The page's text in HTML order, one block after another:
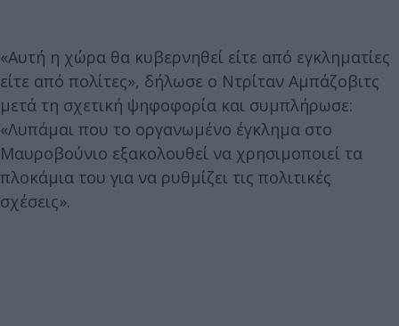
«Αυτή η χώρα θα κυβερνηθεί είτε από εγκληματίες
είτε από πολίτες», δήλωσε ο Ντρίταν Αμπάζοβιτς
μετά τη σχετική ψηφοφορία και συμπλήρωσε:
«Λυπάμαι που το οργανωμένο έγκλημα στο
Μαυροβούνιο εξακολουθεί να χρησιμοποιεί τα
πλοκάμια του για να ρυθμίζει τις πολιτικές
σχέσεις».